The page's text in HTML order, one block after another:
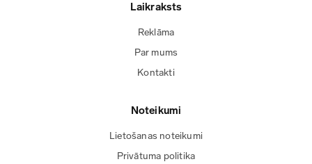
Laikraksts
Reklāma
Par mums
Kontakti
Noteikumi
Lietošanas noteikumi
Privātuma politika